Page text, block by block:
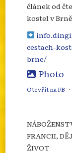
článek od
kostel v
cestach-
brne/
Photo
Otevřít na FB ·
FRANCII,
ŽIVOT